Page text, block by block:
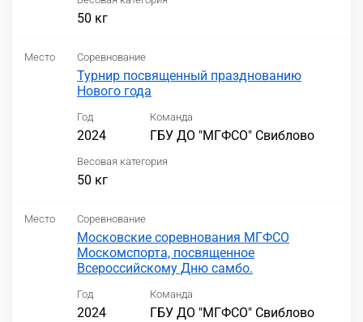
50 кг
Место Соревнование
Турнир посвященный празднованию
Нового года
Год
2024
Команда
ГБУ ДО "МГФСО" Свиблово
Весовая категория
50 кг
Место Соревнование
Московские соревнования МГФСО
Москомспорта, посвященное
Всероссийскому Дню самбо.
Год
2024
Команда
ГБУ ДО "МГФСО" Свиблово